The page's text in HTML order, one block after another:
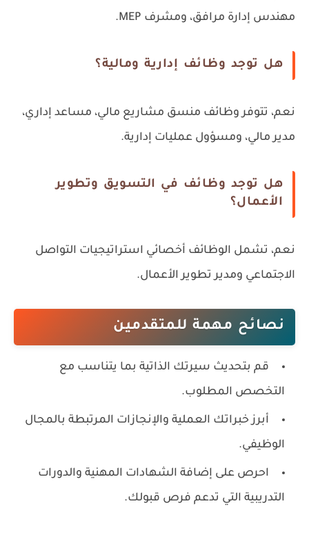
مهندس إدارة مرافق، ومشرف MEP.
هل توجد وظائف إدارية ومالية؟
نعم، تتوفر وظائف منسق مشاريع مالي، مساعد إداري،
مدير مالي، ومسؤول عمليات إدارية.
هل توجد وظائف في التسويق وتطوير
الأعمال؟
نعم، تشمل الوظائف أخصائي استراتيجيات التواصل
الاجتماعي ومدير تطوير الأعمال.
نصائح مهمة للمتقدمين
قم بتحديث سيرتك الذاتية بما يتناسب مع
التخصص المطلوب.
أبرز خبراتك العملية والإنجازات المرتبطة بالمجال
الوظيفي.
احرص على إضافة الشهادات المهنية والدورات
التدريبية التي تدعم فرص قبولك.